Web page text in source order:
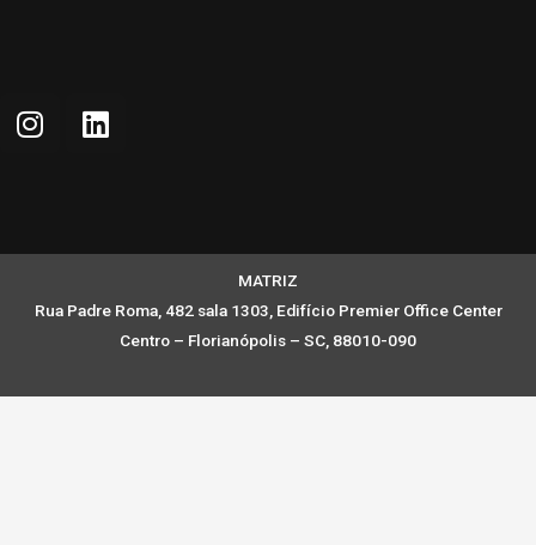
MATRIZ
Rua Padre Roma, 482 sala 1303, Edifício Premier Office Center
Centro – Florianópolis – SC, 88010-090